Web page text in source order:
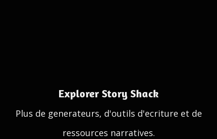
Explorer Story Shack
Plus de generateurs, d'outils d'ecriture et de
ressources narratives.